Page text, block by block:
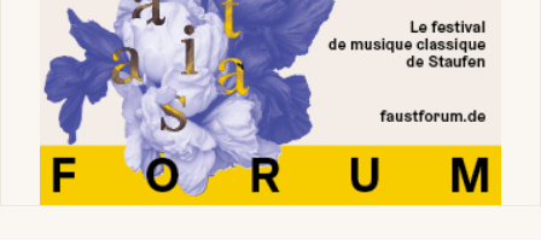
Magazine à Colmar
Actus tourisme & loisirs
Restaurants